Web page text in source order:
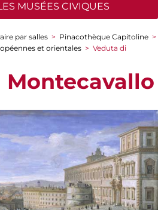
MUSÉES CIVIQUES
par salles > Pinacothèque Capitoline >
et orientales > Veduta di
Montecavallo